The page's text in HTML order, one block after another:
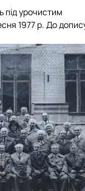
під урочистим
1977 р. До